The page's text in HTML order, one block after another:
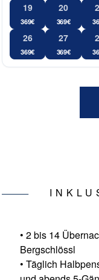
19
369€
20
369€
26
369€
27
369€
• 2 bis 14
Bergschlössl
• Täglich